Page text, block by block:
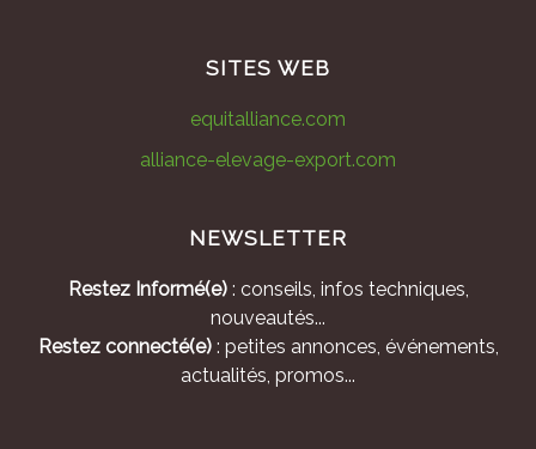
SITES WEB
equitalliance.com
alliance-elevage-export.com
NEWSLETTER
Restez Informé(e): conseils, infos techniques,
nouveautés...
Restez connecté(e): petites annonces, événements,
actualités, promos...